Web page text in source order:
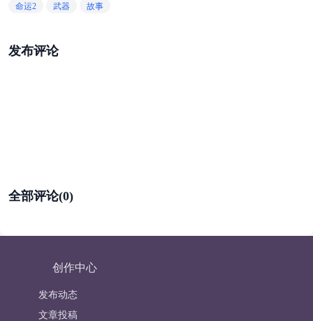
命运2 武器 故事
发布评论
全部评论(0)
创作中心
发布动态
文章投稿